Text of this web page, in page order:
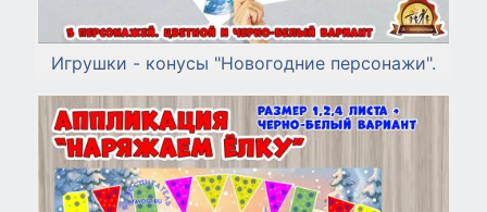
Игрушки - конусы "Новогодние персонажи".